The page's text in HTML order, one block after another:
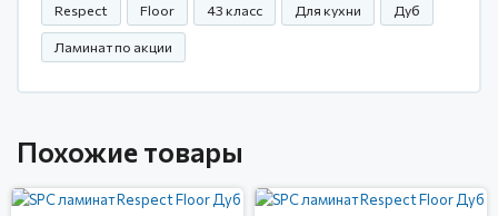
Respect Floor 43 класс Для кухни Дуб
Ламинат по акции
Похожие товары